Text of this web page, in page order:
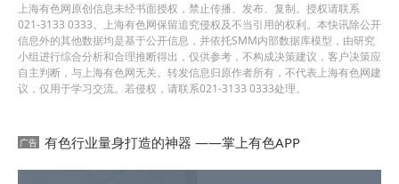
上海有色网原创信息未经书面授权，禁止传播、发布、复制。授权请联系
021-3133 0333。上海有色网保留追究侵权及不当引用的权利。本快讯除公开
信息外的其他数据均是基于公开信息，并依托SMM内部数据库模型，由研究
小组进行综合分析和合理推断得出，仅供参考，不构成决策建议，客户决策应
自主判断，与上海有色网无关。转发信息归原作者所有，不代表上海有色网建
议，仅用于学习交流。若侵权，请联系021-3133 0333处理。
有色行业量身打造的神器 ——掌上有色APP